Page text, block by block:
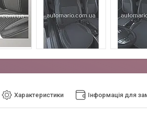
Характеристики Інформація для